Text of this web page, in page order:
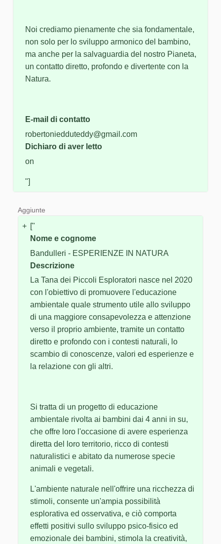
Noi crediamo pienamente che sia fondamentale,
non solo per lo sviluppo armonico del bambino,
ma anche per la salvaguardia del nostro Pianeta,
un contatto diretto, profondo e divertente con la
Natura.
E-mail di contatto
robertoniedduteddy@gmail.com
Dichiaro di aver letto
on
"]
Aggiunte
+ ["
Nome e cognome
Bandulleri - ESPERIENZE IN NATURA
Descrizione
La Tana dei Piccoli Esploratori nasce nel 2020
con l'obiettivo di promuovere l'educazione
ambientale quale strumento utile allo sviluppo
di una maggiore consapevolezza e attenzione
verso il proprio ambiente, tramite un contatto
diretto e profondo con i contesti naturali, lo
scambio di conoscenze, valori ed esperienze e
la relazione con gli altri.
Si tratta di un progetto di educazione
ambientale rivolta ai bambini dai 4 anni in su,
che offre loro l'occasione di avere esperienza
diretta del loro territorio, ricco di contesti
naturalistici e abitato da numerose specie
animali e vegetali.
L'ambiente naturale nell'offrire una ricchezza di
stimoli, consente un'ampia possibilità
esplorativa ed osservativa, e ciò comporta
effetti positivi sullo sviluppo psico-fisico ed
emozionale dei bambini, stimola la creatività,